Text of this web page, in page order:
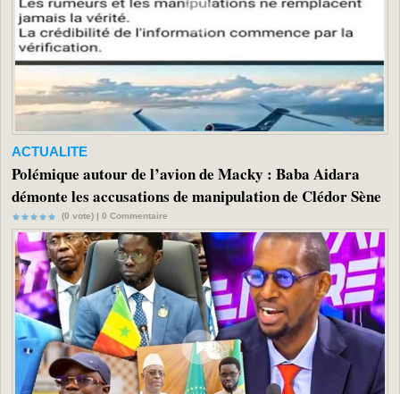
ACTUALITE
Polémique autour de l’avion de Macky : Baba Aidara
démonte les accusations de manipulation de Clédor Sène
(0 vote) | 0 Commentaire